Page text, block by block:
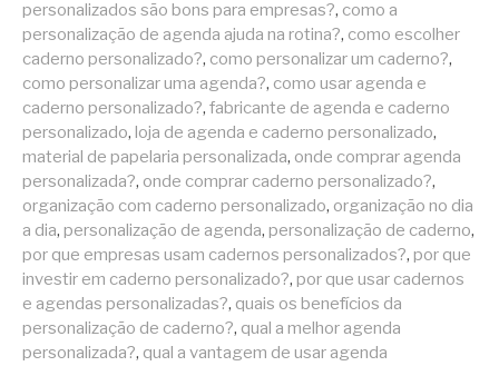
personalizados são bons para empresas?, como a
personalização de agenda ajuda na rotina?, como escolher
caderno personalizado?, como personalizar um caderno?,
como personalizar uma agenda?, como usar agenda e
caderno personalizado?, fabricante de agenda e caderno
personalizado, loja de agenda e caderno personalizado,
material de papelaria personalizada, onde comprar agenda
personalizada?, onde comprar caderno personalizado?,
organização com caderno personalizado, organização no dia
a dia, personalização de agenda, personalização de caderno,
por que empresas usam cadernos personalizados?, por que
investir em caderno personalizado?, por que usar cadernos
e agendas personalizadas?, quais os benefícios da
personalização de caderno?, qual a melhor agenda
personalizada?, qual a vantagem de usar agenda